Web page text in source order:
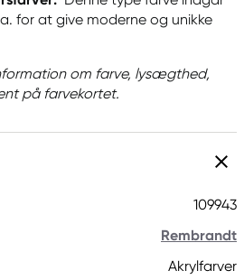
for at give moderne og unikke
om farve, lysægthed,
på farvekortet.
109943
Rembrandt
Akrylfarver